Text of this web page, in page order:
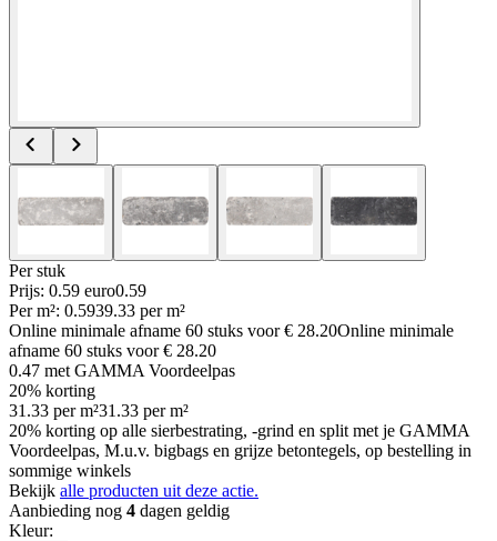
Per stuk
Prijs: 0.59 euro0.59
Per m²: 0.5939.33 per m²
Online minimale afname 60 stuks voor€ 28.20Online minimale
afname 60 stuks voor€ 28.20
0.47 met GAMMA Voordeelpas
20% korting
31.33 per m²31.33 per m²
20% korting op alle sierbestrating, -grind en split met je GAMMA
Voordeelpas, M.u.v. bigbags en grijze betontegels, op bestelling in
sommige winkels
Bekijk alle producten uit deze actie.
Aanbieding nog 4 dagen geldig
Kleur: